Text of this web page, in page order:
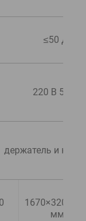
≤50 Дб
220 В 50 Гц
держатель и нож
мм